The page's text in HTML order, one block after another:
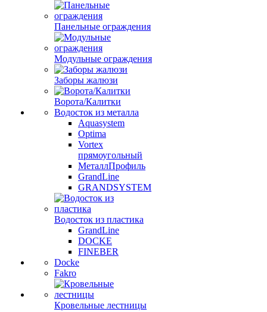
Панельные ограждения
Модульные ограждения
Заборы жалюзи
Ворота/Калитки
Водосток из металла
Aquasystem
Optima
Vortex
прямоугольный
МеталлПрофиль
GrandLine
GRANDSYSTEM
Водосток из пластика
GrandLine
DOCKE
FINEBER
Docke
Fakro
Кровельные лестницы